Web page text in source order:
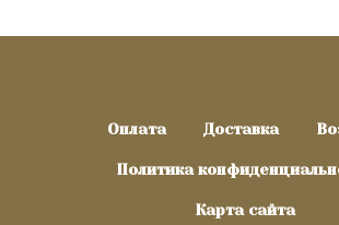
Оплата Доставка
Политика
Карта сайта